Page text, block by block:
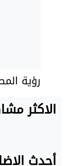
رؤية
الاكثر
أحدث